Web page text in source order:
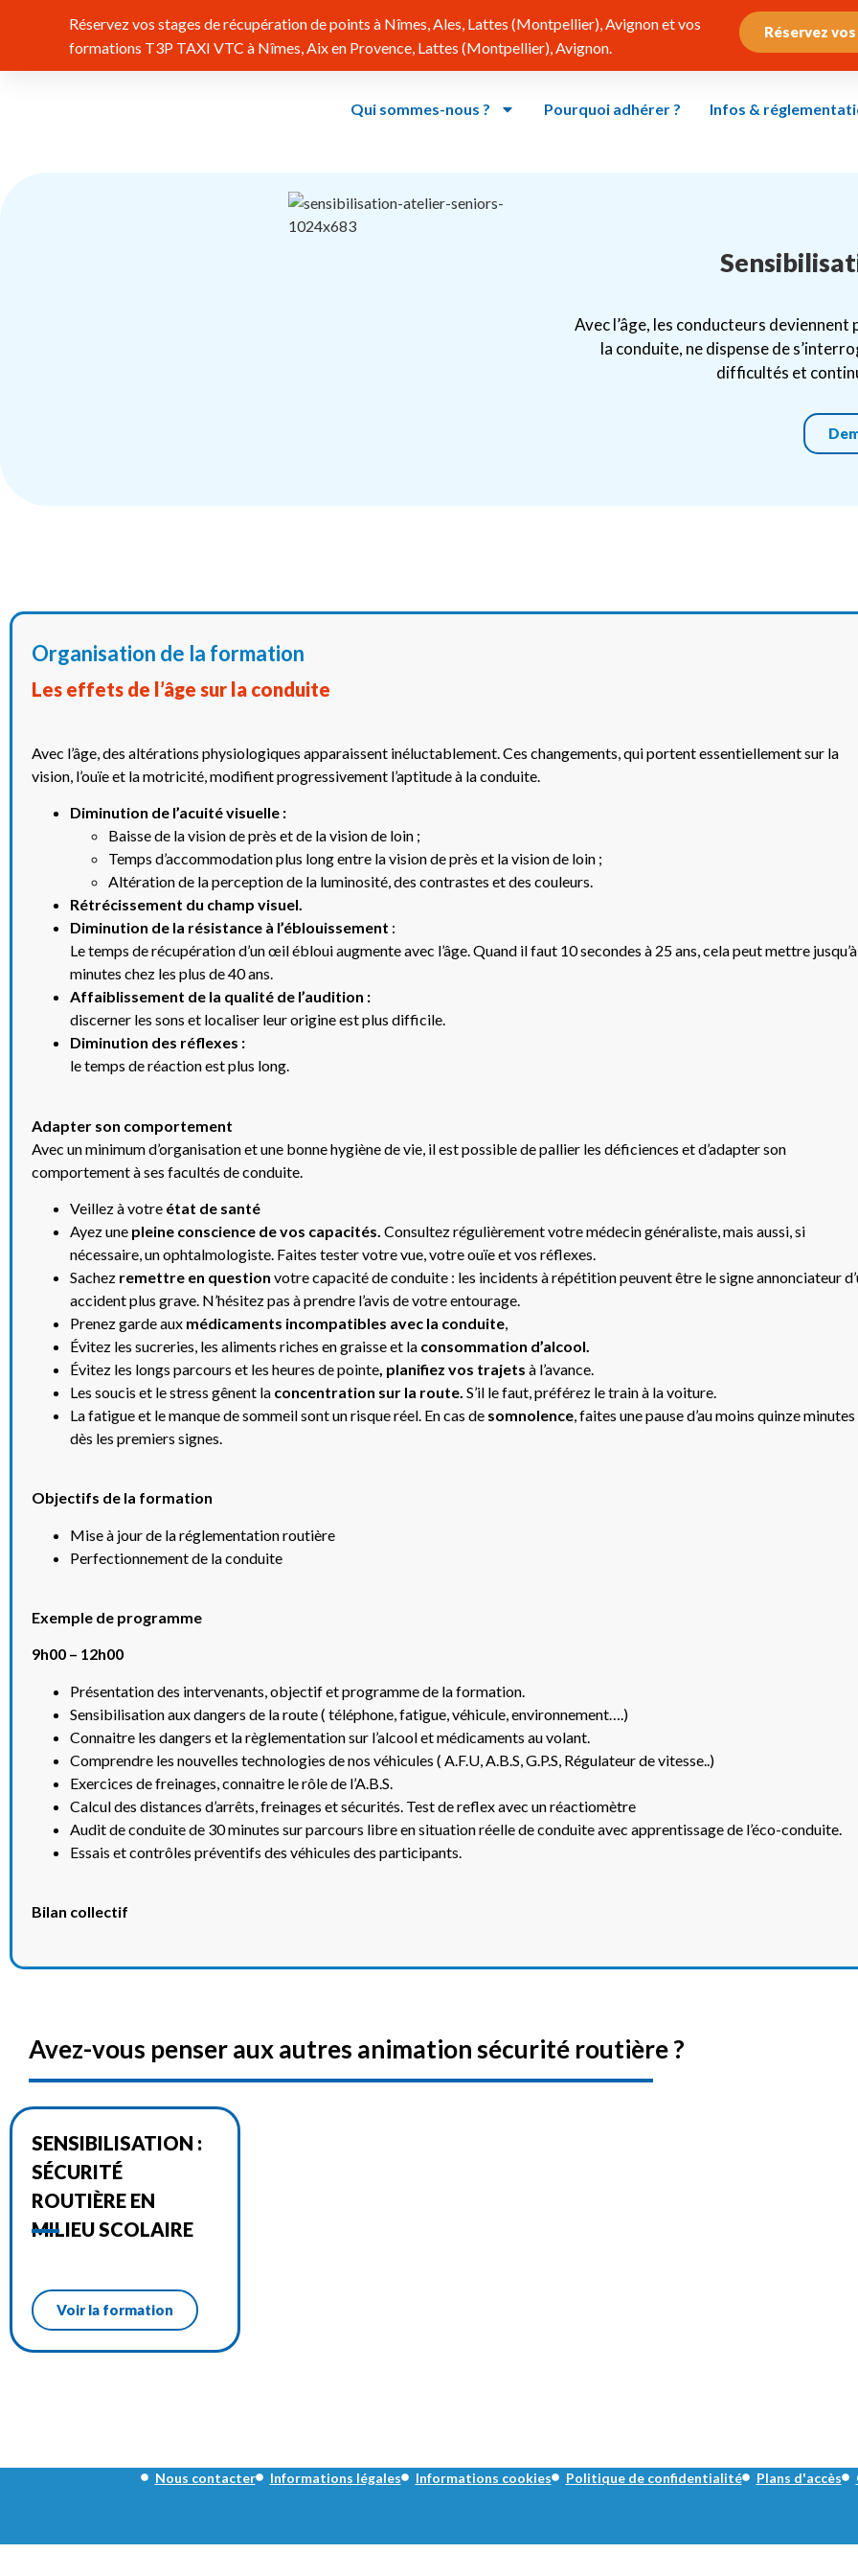
Réservez vos stages de récupération de points à Nîmes, Ales, Lattes (Montpellier), Avignon et vos
formations T3P TAXI VTC à Nîmes, Aix en Provence, Lattes (Montpellier), Avignon.
Réservez
Qui sommes-nous ? Pourquoi adhérer ? Infos &
Avec l’âge, les conducteurs
la conduite, ne dispense de
difficultés et
Organisation de la formation
Les effets de l’âge sur la conduite
Avec l’âge, des altérations physiologiques apparaissent inéluctablement. Ces changements, qui portent essentiellement sur la
vision, l’ouïe et la motricité, modifient progressivement l’aptitude à la conduite.
Diminution de l’acuité visuelle :
Baisse de la vision de près et de la vision de loin ;
Temps d’accommodation plus long entre la vision de près et la vision de loin ;
Altération de la perception de la luminosité, des contrastes et des couleurs.
Rétrécissement du champ visuel.
Diminution de la résistance à l’éblouissement :
Le temps de récupération d’un œil ébloui augmente avec l’âge. Quand il faut 10 secondes à 25 ans, cela peut mettre
minutes chez les plus de 40 ans.
Affaiblissement de la qualité de l’audition :
discerner les sons et localiser leur origine est plus difficile.
Diminution des réflexes :
le temps de réaction est plus long.
Adapter son comportement
Avec un minimum d’organisation et une bonne hygiène de vie, il est possible de pallier les déficiences et d’adapter son
comportement à ses facultés de conduite.
Veillez à votre état de santé
Ayez une pleine conscience de vos capacités. Consultez régulièrement votre médecin généraliste, mais aussi, si
nécessaire, un ophtalmologiste. Faites tester votre vue, votre ouïe et vos réflexes.
Sachez remettre en question votre capacité de conduite : les incidents à répétition peuvent être le signe annonciateur
accident plus grave. N’hésitez pas à prendre l’avis de votre entourage.
Prenez garde aux médicaments incompatibles avec la conduite,
Évitez les sucreries, les aliments riches en graisse et la consommation d’alcool.
Évitez les longs parcours et les heures de pointe, planifiez vos trajets à l’avance.
Les soucis et le stress gênent la concentration sur la route. S’il le faut, préférez le train à la voiture.
La fatigue et le manque de sommeil sont un risque réel. En cas de somnolence, faites une pause d’au moins quinze minutes
dès les premiers signes.
Objectifs de la formation
Mise à jour de la réglementation routière
Perfectionnement de la conduite
Exemple de programme
9h00 – 12h00
Présentation des intervenants, objectif et programme de la formation.
Sensibilisation aux dangers de la route ( téléphone, fatigue, véhicule, environnement….)
Connaitre les dangers et la règlementation sur l’alcool et médicaments au volant.
Comprendre les nouvelles technologies de nos véhicules ( A.F.U, A.B.S, G.P.S, Régulateur de vitesse..)
Exercices de freinages, connaitre le rôle de l’A.B.S.
Calcul des distances d’arrêts, freinages et sécurités. Test de reflex avec un réactiomètre
Audit de conduite de 30 minutes sur parcours libre en situation réelle de conduite avec apprentissage de l’éco-conduite.
Essais et contrôles préventifs des véhicules des participants.
Bilan collectif
Avez-vous penser aux autres animation sécurité routière ?
SENSIBILISATION :
SÉCURITÉ
ROUTIÈRE EN
MILIEU SCOLAIRE
Voir la formation
Nous contacter Informations légales Informations cookies Politique de confidentialité Plans d'accès